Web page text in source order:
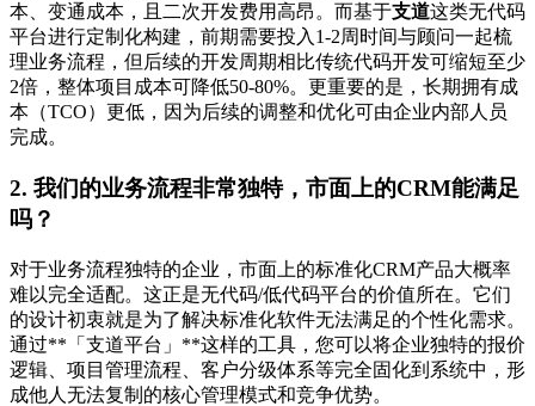
本、变通成本，且二次开发费用高昂。而基于支道这类无代码
平台进行定制化构建，前期需要投入1-2周时间与顾问一起梳
理业务流程，但后续的开发周期相比传统代码开发可缩短至少
2倍，整体项目成本可降低50-80%。更重要的是，长期拥有成
本（TCO）更低，因为后续的调整和优化可由企业内部人员
完成。
2. 我们的业务流程非常独特，市面上的CRM能满足
吗？
对于业务流程独特的企业，市面上的标准化CRM产品大概率
难以完全适配。这正是无代码/低代码平台的价值所在。它们
的设计初衷就是为了解决标准化软件无法满足的个性化需求。
通过**「支道平台」**这样的工具，您可以将企业独特的报价
逻辑、项目管理流程、客户分级体系等完全固化到系统中，形
成他人无法复制的核心管理模式和竞争优势。